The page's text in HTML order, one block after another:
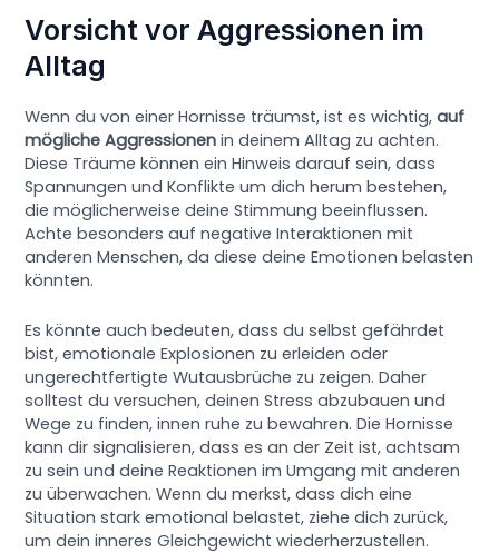
Vorsicht vor Aggressionen im
Alltag
Wenn du von einer Hornisse träumst, ist es wichtig,auf
mögliche Aggressionen in deinem Alltag zu achten.
Diese Träume können ein Hinweis darauf sein, dass
Spannungen und Konflikte um dich herum bestehen,
die möglicherweise deine Stimmung beeinflussen.
Achte besonders auf negative Interaktionen mit
anderen Menschen, da diese deine Emotionen belasten
könnten.
Es könnte auch bedeuten, dass du selbst gefährdet
bist, emotionale Explosionen zu erleiden oder
ungerechtfertigte Wutausbrüche zu zeigen. Daher
solltest du versuchen, deinen Stress abzubauen und
Wege zu finden, innen ruhe zu bewahren. Die Hornisse
kann dir signalisieren, dass es an der Zeit ist, achtsam
zu sein und deine Reaktionen im Umgang mit anderen
zu überwachen. Wenn du merkst, dass dich eine
Situation stark emotional belastet, ziehe dich zurück,
um dein inneres Gleichgewicht wiederherzustellen.